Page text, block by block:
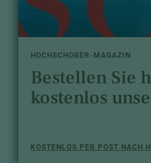
HOCHSCHOBER-MAGAZIN
Bestellen Sie
kostenlos
KOSTENLOS PER POST NACH